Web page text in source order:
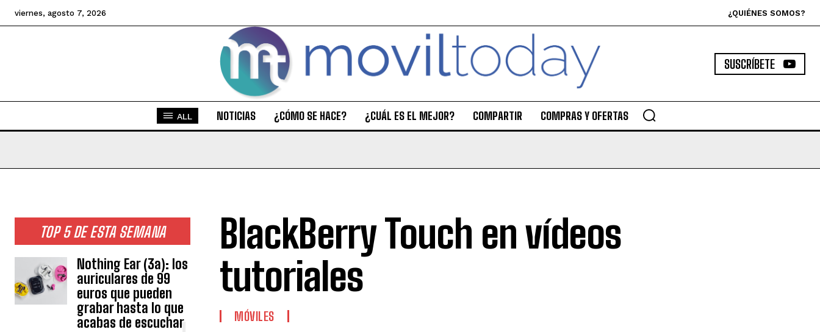
viernes, agosto 7, 2026 ¿QUIÉNES SOMOS?
SUSCRÍBETE
ALL NOTICIAS ¿CÓMO SE HACE? ¿CUÁL ES EL MEJOR? COMPARTIR COMPRAS Y OFERTAS
TOP 5 DE ESTA SEMANA
Nothing Ear (3a): los
auriculares de 99
euros que pueden
grabar hasta lo que
acabas de escuchar
BlackBerry Touch en vídeos
tutoriales
MÓVILES